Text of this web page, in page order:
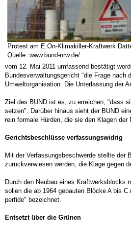
Protest am E.On-Klimakiller-Kraftwerk
Quelle: www.bund-nrw.de/
vom 12. Mai 2011 umfassend bestätigt
Bundesverwaltungsgericht "die Frage
Umweltorganisation. Die Unterlassung der
Ziel des BUND ist es, zu erreichen, "dass
setzen". Darüber hinaus sieht der BUND
rein formale Hürden, die sie den Klagen
Gerichtsbeschlüsse verfassungswidrig
Mit der Verfassungsbeschwerde stellte der
zurückverwiesen werden, die Klage gegen
Durch den Neubau eines Kraftwerksblocks
sollen die ab 1964 gebauten Blöcke A bis
perfide" bezeichnet.
Entsetzt über die Grünen